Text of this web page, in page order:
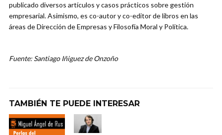
publicado diversos artículos y casos prácticos sobre gestión
empresarial. Asimismo, es co-autor y co-editor de libros en las
áreas de Dirección de Empresas y Filosofía Moral y Política.
Fuente: Santiago Iñiguez de Onzoño
TAMBIÉN TE PUEDE INTERESAR